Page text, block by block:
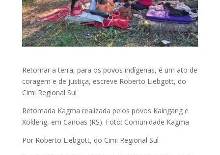
Retomar a terra, para os povos indígenas, é um ato de
coragem e de justiça, escreve Roberto Liebgott, do
Cimi Regional Sul
Retomada Kagma realizada pelos povos Kaingang e
Xokleng, em Canoas (RS). Foto: Comunidade Kagma
Por Roberto Liebgott, do Cimi Regional Sul